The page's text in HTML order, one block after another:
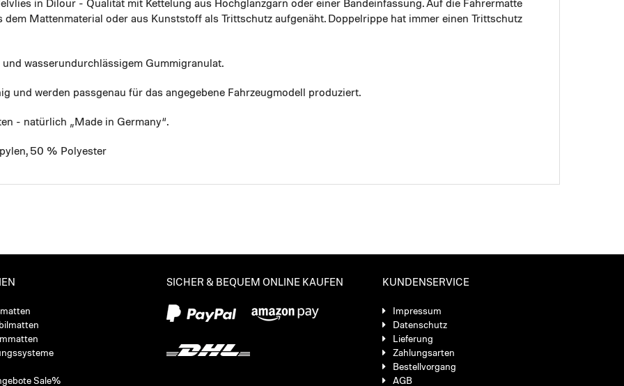
in Dilour - Qualität mit Kettelung aus Hochglanzgarn oder einer Bandeinfassung. Auf die Fahrermatte
Mattenmaterial oder aus Kunststoff als Trittschutz aufgenäht. Doppelrippe hat immer einen Trittschutz
wasserundurchlässigem Gummigranulat.
und werden passgenau für das angegebene Fahrzeugmodell produziert.
- natürlich „Made in Germany“.
50 % Polyester
Sale%
SICHER & BEQUEM ONLINE KAUFEN KUNDENSERVICE
Impressum
Datenschutz
Lieferung
Zahlungsarten
Bestellvorgang
AGB